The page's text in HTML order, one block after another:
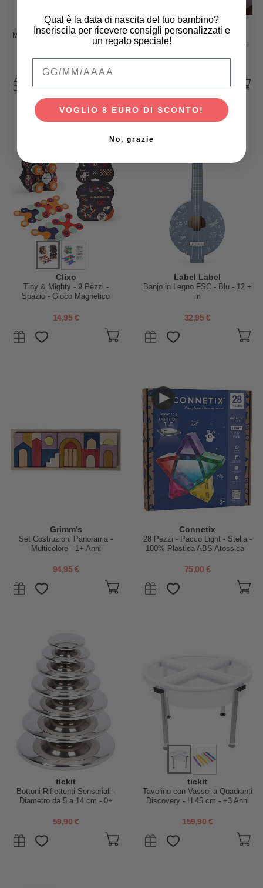
The Zoofamily
Macchina Fotografica Zoo Print
- Volpe - Stampa le Foto
tickit
Lavagna Luminosa LED -
Cambia Colore - Formato A3 -
Clixo
Tiny & Mighty - 9 Pezzi -
Spazio - Gioco Magnetico
14,95 €
Label Label
Banjo in Legno FSC - Blu - 12 +
m
32,95 €
Grimm's
Set Costruzioni Panorama -
Multicolore - 1+ Anni
94,95 €
Connetix
28 Pezzi - Pacco Light - Stella -
100% Plastica ABS Atossica -
75,00 €
tickit
Bottoni Riflettenti Sensoriali -
Diametro da 5 a 14 cm - 0+
59,90 €
tickit
Tavolino con Vassoi a Quadranti
Discovery - H 45 cm - +3 Anni
159,90 €
Qual è la data di nascita del tuo bambino?
Inseriscila per ricevere consigli personalizzati e
un regalo speciale!
VOGLIO 8 EURO DI SCONTO!
No, grazie